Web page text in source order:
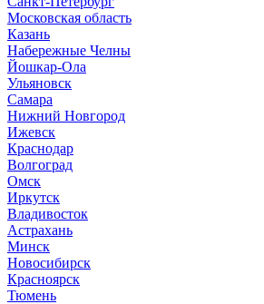
Московская область
Казань
Набережные Челны
Йошкар-Ола
Ульяновск
Самара
Нижний Новгород
Ижевск
Краснодар
Волгоград
Омск
Иркутск
Владивосток
Астрахань
Минск
Новосибирск
Красноярск
Тюмень